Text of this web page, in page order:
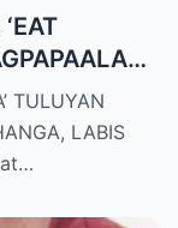
LUNGKOT
TULUYAN
LABIS